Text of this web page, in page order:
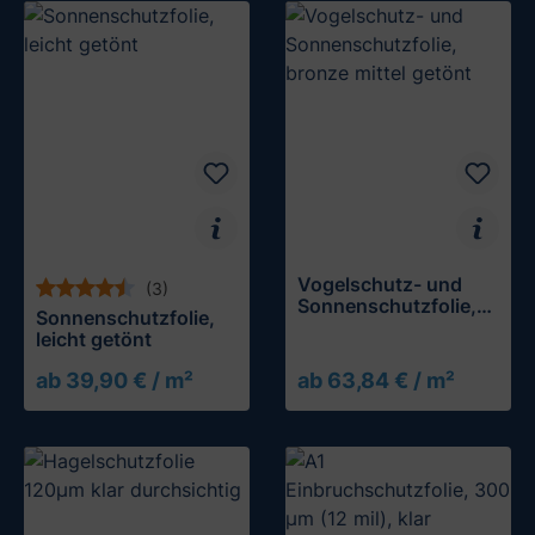
(3)
Sonnenschutzfolie,
leicht getönt
ab 39,90 € / m²
Muster testen
Vogelschutz- und
Sonnenschutzfolie,
ab 63,84 € / m²